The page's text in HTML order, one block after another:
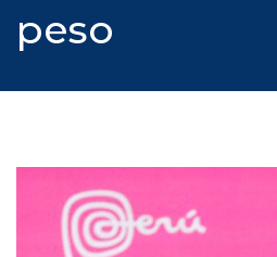
peso